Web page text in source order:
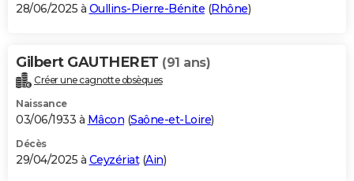
28/06/2025 à Oullins-Pierre-Bénite (Rhône)
Gilbert GAUTHERET (91 ans)
Créer une cagnotte obsèques
Naissance
03/06/1933 à Mâcon (Saône-et-Loire)
Décès
29/04/2025 à Ceyzériat(Ain)